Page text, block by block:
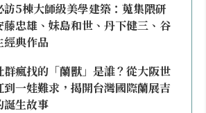
訪5棟大師級美學建築：蒐集隈研
藤忠雄、妹島和世、丹下健三、谷
經典作品
群瘋找的「蘭獸」是誰？從大阪世
到一娃難求，揭開台灣國際蘭展吉
誕生故事